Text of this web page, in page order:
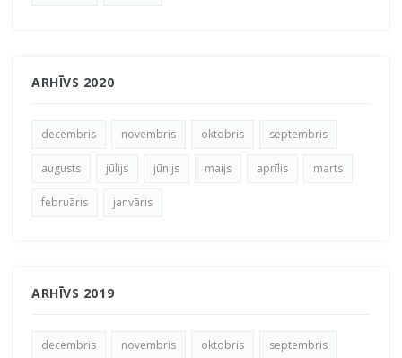
ARHĪVS 2020
decembris novembris oktobris septembris
augusts jūlijs jūnijs maijs aprīlis marts
februāris janvāris
ARHĪVS 2019
decembris novembris oktobris septembris